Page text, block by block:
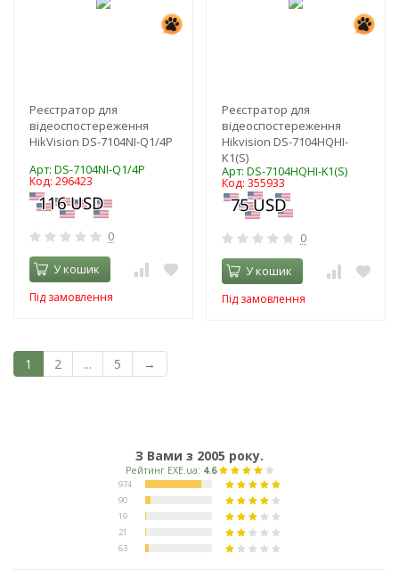
Реєстратор для
відеоспостереження
HikVision DS-7104NI-Q1/4P
Арт: DS-7104NI-Q1/4P
Код: 296423
0
У кошик
Під замовлення
Реєстратор для
відеоспостереження
Hikvision DS-7104HQHI-
K1(S)
Арт: DS-7104HQHI-K1(S)
Код: 355933
0
У кошик
Під замовлення
1 2 ... 5 →
З Вами з 2005 року.